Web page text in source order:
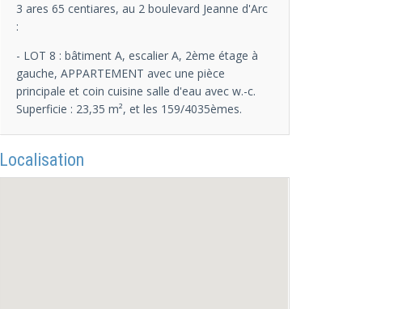
3 ares 65 centiares, au 2 boulevard Jeanne d'Arc
:
- LOT 8 : bâtiment A, escalier A, 2ème étage à
gauche, APPARTEMENT avec une pièce
principale et coin cuisine salle d'eau avec w.-c.
Superficie : 23,35 m², et les 159/4035èmes.
Localisation